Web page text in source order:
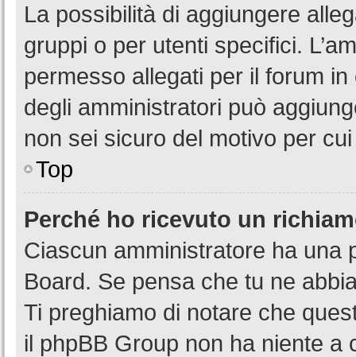
La possibilità di aggiungere
gruppi o per utenti specifici.
permesso allegati per il forum
degli amministratori può
non sei sicuro del motivo per
Top
Perché ho ricevuto un
Ciascun amministratore ha una
Board. Se pensa che tu ne
Ti preghiamo di notare che
il phpBB Group non ha niente a